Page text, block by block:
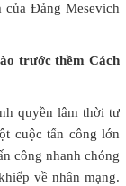
của Đảng Mesevich
trước thềm Cách
quyền lâm thời tư
cuộc tấn công lớn
công nhanh chóng
về nhân mạng.